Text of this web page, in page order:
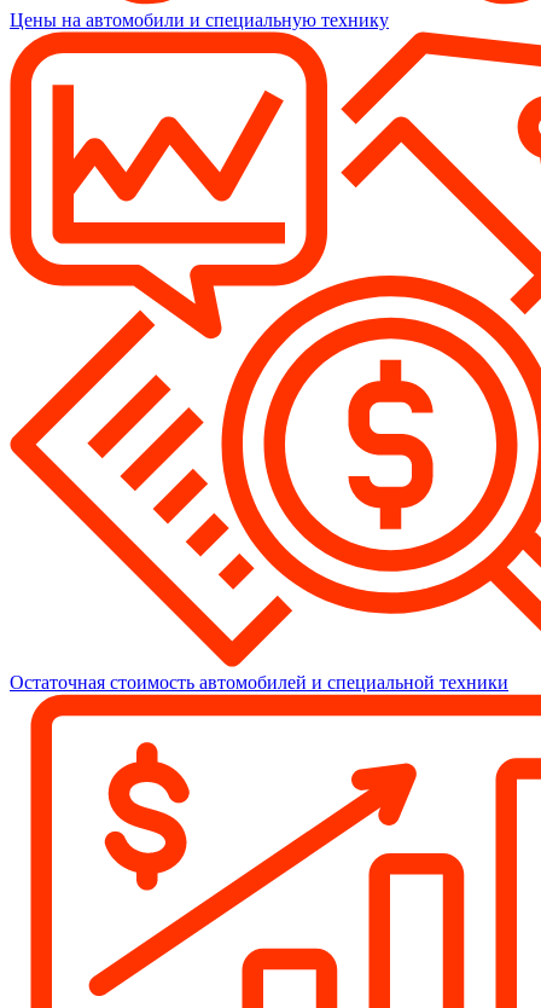
Цены на автомобили и специальную технику
Остаточная стоимость автомобилей и специальной техники